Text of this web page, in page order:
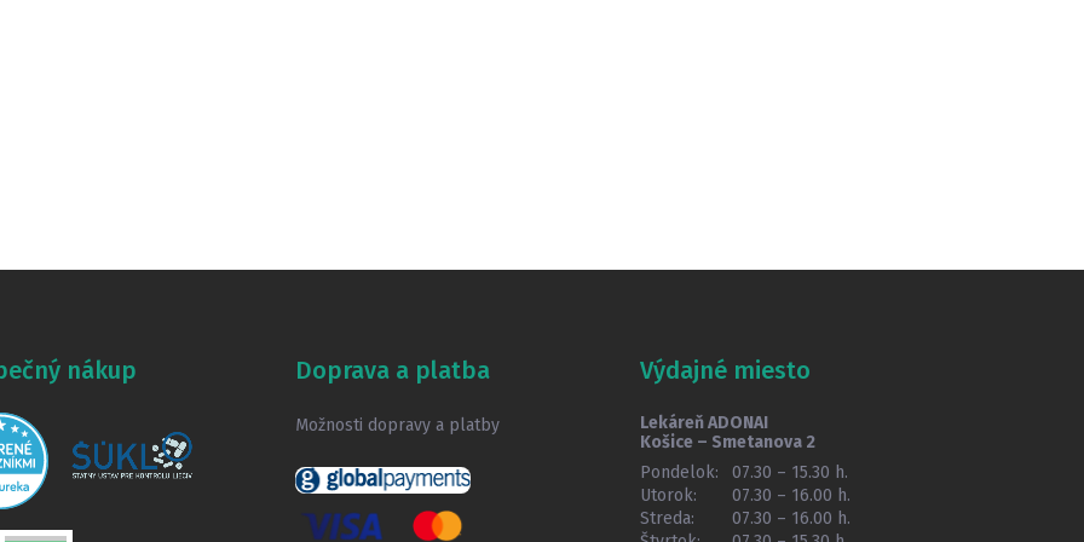
nákup Doprava a platba
Možnosti dopravy a platby
Výdajné miesto
Lekáreň ADONAI
Košice – Smetanova 2
Pondelok:
07.30 – 15.30 h.
Utorok:
07.30 – 16.00 h.
Streda:
07.30 – 16.00 h.